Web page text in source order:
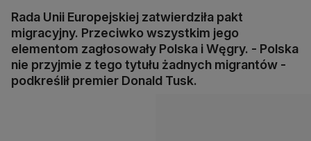
Rada Unii Europejskiej zatwierdziła pakt
migracyjny. Przeciwko wszystkim jego
elementom zagłosowały Polska i Węgry. - Polska
nie przyjmie z tego tytułu żadnych migrantów -
podkreślił premier Donald Tusk.